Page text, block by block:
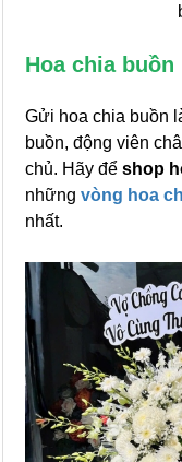
Hoa chia buồn
Gửi hoa chia buồn
buồn, động viên
chủ. Hãy để shop
những vòng hoa
nhất.